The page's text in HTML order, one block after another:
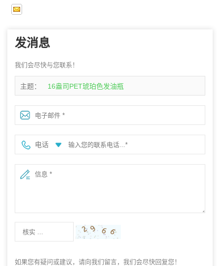
发消息
我们会尽快与您联系！
主题： 16盎司PET琥珀色发油瓶
电话
如果您有疑问或建议，请向我们留言，我们会尽快回复您！